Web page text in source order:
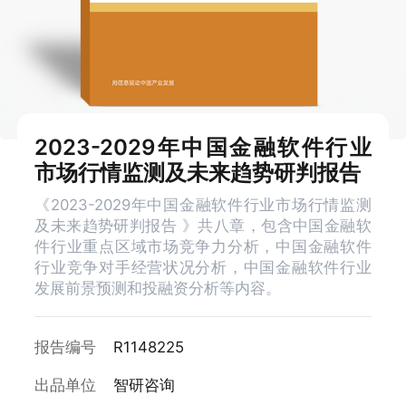
2023-2029年中国金融软件行业
市场行情监测及未来趋势研判报告
《2023-2029年中国金融软件行业市场行情监测
及未来趋势研判报告 》共八章，包含中国金融软
件行业重点区域市场竞争力分析，中国金融软件
行业竞争对手经营状况分析，中国金融软件行业
发展前景预测和投融资分析等内容。
报告编号 R1148225
出品单位 智研咨询